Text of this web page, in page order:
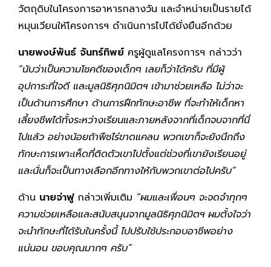
วัตถุดิบในโครงการอาหารกลางวัน และจำหน่ายเป็นรายได้
หมุนเวียนให้โครงการฯ ดำเนินการไปได้ยั่งยืนอีกด้วย
นายพงษ์พันธ์ จันทร์ทิพย์ ครูผู้ดูแลโครงการฯ กล่าวว่า
“นับว่าเป็นความโชคดีของเด็กๆ เลยก็ว่าได้ครับ ที่มีผู้
อุปการะที่ใจดี และมูลนิธิศุภนิมิตฯ เข้ามาช่วยเหลือ ไม่ว่าจะ
เป็นด้านการศึกษา ด้านการฝึกทักษะอาชีพ ที่จะทำให้เด็กหา
เลี้ยงชีพได้ทั้งระหว่างเรียนและภายหลังจากที่เด็กจบจากที่นี่
ไปแล้ว อย่างน้อยถ้าพืชไร่ขาดแคลน พวกเขาก็จะยังนึกถึง
ทักษะการเพาะเห็ดที่ติดตัวเขาไปตั้งแต่ช่วงที่เขายังเรียนอยู่
และนั่นก็จะเป็นทางเลือกอีกทางให้กับพวกเขาต่อไปครับ”
ด้าน นายจ่าฟูกล่าวเพิ่มเติม “ผมและเพื่อนๆ จะจดจำทุกๆ
ความช่วยเหลือและสนับสนุนจากมูลนิธิศุภนิมิตฯ ผมตั้งใจว่า
จะนำทักษะที่ได้รับในครั้งนี้ ไปปรับใช้ประกอบอาชีพอย่าง
แน่นอน ขอบคุณมากๆ ครับ”